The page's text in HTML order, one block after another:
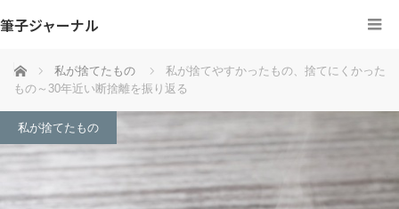
筆子ジャーナル
ホーム 私が捨てたもの
私が捨てやすかったもの、捨てにくかった
もの～30年近い断捨離を振り返る
私が捨てたもの